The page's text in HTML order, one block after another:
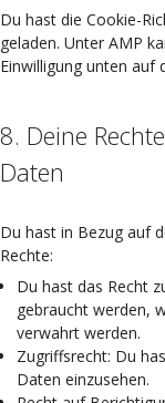
Du hast die Cookie-
geladen. Unter AMP
Einwilligung unten auf
8. Deine
Daten
Du hast in Bezug auf
Rechte:
Du hast das Recht
gebraucht werden,
verwahrt werden.
Zugriffsrecht: Du
Daten einzusehen.